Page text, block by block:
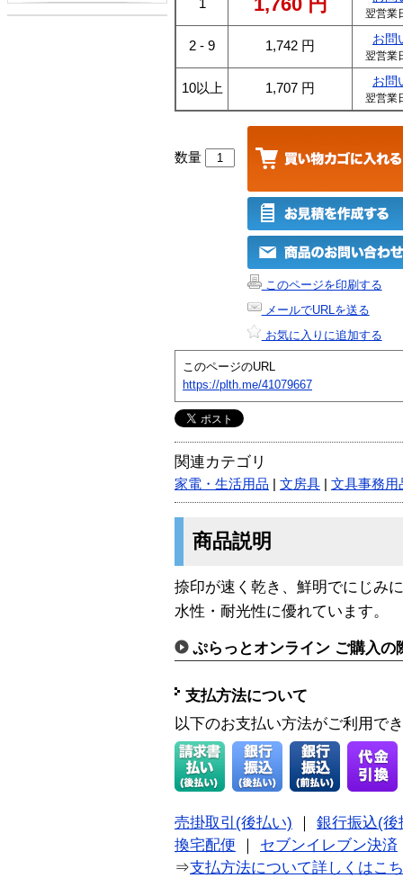
1
翌営業
2 - 9 1,742 円 お問
翌営業
10以上 1,707 円 お問
翌営業
数量
このページを印刷する
メールでURLを送る
お気に入りに追加する
このページのURL
https://plth.me/41079667
関連カテゴリ
家電・生活用品 文房具 文具事務用
商品説明
捺印が速く乾き、鮮明でにじみ
水性・耐光性に優れています。
ぷらっとオンライン ご購入の
支払方法について
以下のお支払い方法がご利用で
売掛取引(後払い)
銀行振込(後
換宅配便
セブンイレブン決済
⇒支払方法について詳しくはこ